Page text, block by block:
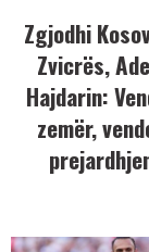
Zgjodhi
Zvicrës,
Hajdarin:
zemër,